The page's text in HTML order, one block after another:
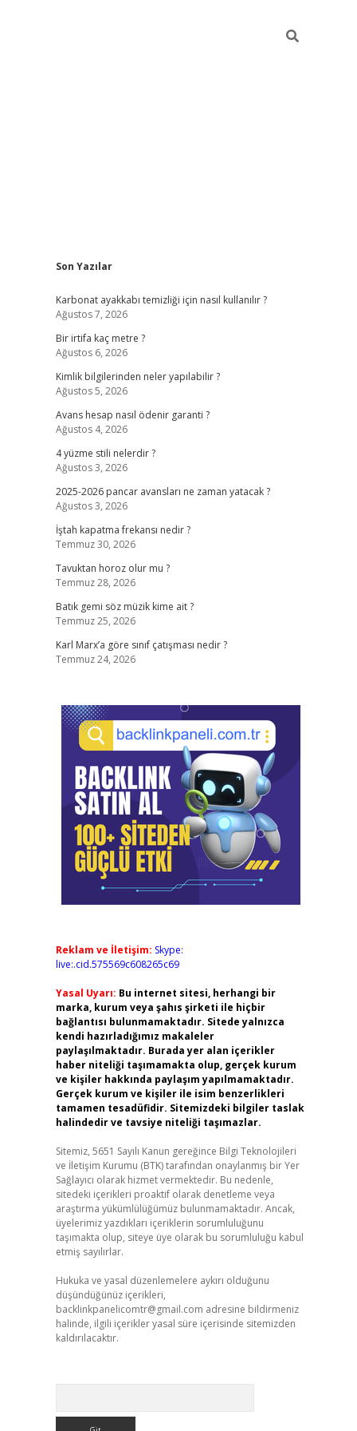
Sidebar
Son Yazılar
Karbonat ayakkabı temizliği için nasıl kullanılır ?
Ağustos 7, 2026
Bir irtifa kaç metre ?
Ağustos 6, 2026
Kimlik bilgilerinden neler yapılabilir ?
Ağustos 5, 2026
Avans hesap nasıl ödenir garanti ?
Ağustos 4, 2026
4 yüzme stili nelerdir ?
Ağustos 3, 2026
2025-2026 pancar avansları ne zaman yatacak ?
Ağustos 3, 2026
İştah kapatma frekansı nedir ?
Temmuz 30, 2026
Tavuktan horoz olur mu ?
Temmuz 28, 2026
Batık gemi söz müzik kime ait ?
Temmuz 25, 2026
Karl Marx’a göre sınıf çatışması nedir ?
Temmuz 24, 2026
Reklam ve İletişim: Skype:
live:.cid.575569c608265c69
Yasal Uyarı: Bu internet sitesi, herhangi bir
marka, kurum veya şahıs şirketi ile hiçbir
bağlantısı bulunmamaktadır. Sitede yalnızca
kendi hazırladığımız makaleler
paylaşılmaktadır. Burada yer alan içerikler
haber niteliği taşımamakta olup, gerçek kurum
ve kişiler hakkında paylaşım yapılmamaktadır.
Gerçek kurum ve kişiler ile isim benzerlikleri
tamamen tesadüfidir. Sitemizdeki bilgiler taslak
halindedir ve tavsiye niteliği taşımazlar.
Sitemiz, 5651 Sayılı Kanun gereğince Bilgi Teknolojileri
ve İletişim Kurumu (BTK) tarafından onaylanmış bir Yer
Sağlayıcı olarak hizmet vermektedir. Bu nedenle,
sitedeki içerikleri proaktif olarak denetleme veya
araştırma yükümlülüğümüz bulunmamaktadır. Ancak,
üyelerimiz yazdıkları içeriklerin sorumluluğunu
taşımakta olup, siteye üye olarak bu sorumluluğu kabul
etmiş sayılırlar.
Hukuka ve yasal düzenlemelere aykırı olduğunu
düşündüğünüz içerikleri,
backlinkpanelicomtr@gmail.com adresine bildirmeniz
halinde, ilgili içerikler yasal süre içerisinde sitemizden
kaldırılacaktır.